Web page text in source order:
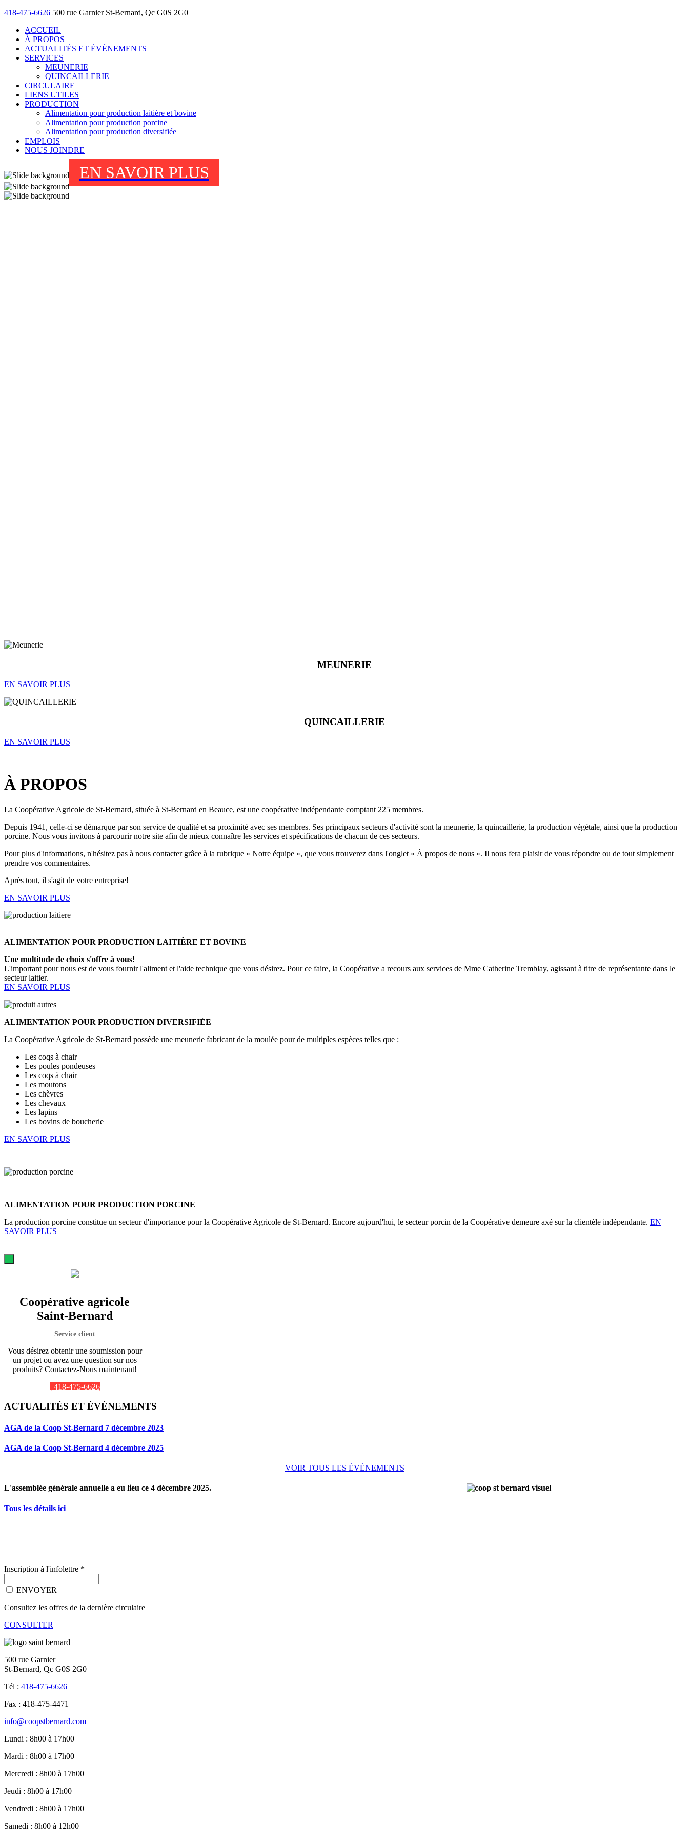
418-475-6626 500 rue Garnier St-Bernard, Qc G0S 2G0
ACCUEIL
À PROPOS
ACTUALITÉS ET ÉVÉNEMENTS
SERVICES
MEUNERIE
QUINCAILLERIE
CIRCULAIRE
LIENS UTILES
PRODUCTION
Alimentation pour production laitière et bovine
Alimentation pour production porcine
Alimentation pour production diversifiée
EMPLOIS
NOUS JOINDRE
EN SAVOIR PLUS
MEUNERIE
EN SAVOIR PLUS
QUINCAILLERIE
EN SAVOIR PLUS
À PROPOS
La Coopérative Agricole de St-Bernard, située à St-Bernard en Beauce, est une coopérative indépendante comptant 225 membres.
Depuis 1941, celle-ci se démarque par son service de qualité et sa proximité avec ses membres. Ses principaux secteurs d'activité sont la meunerie, la quincaillerie, la production végétale, ainsi que la production
porcine. Nous vous invitons à parcourir notre site afin de mieux connaître les services et spécifications de chacun de ces secteurs.
Pour plus d'informations, n'hésitez pas à nous contacter grâce à la rubrique « Notre équipe », que vous trouverez dans l'onglet « À propos de nous ». Il nous fera plaisir de vous répondre ou de tout simplement
prendre vos commentaires.
Après tout, il s'agit de votre entreprise!
EN SAVOIR PLUS
ALIMENTATION POUR PRODUCTION LAITIÈRE ET BOVINE
Une multitude de choix s'offre à vous!
L'important pour nous est de vous fournir l'aliment et l'aide technique que vous désirez. Pour ce faire, la Coopérative a recours aux services de Mme Catherine Tremblay, agissant à titre de représentante dans le
secteur laitier.
EN SAVOIR PLUS
ALIMENTATION POUR PRODUCTION DIVERSIFIÉE
La Coopérative Agricole de St-Bernard possède une meunerie fabricant de la moulée pour de multiples espèces telles que :
Les coqs à chair
Les poules pondeuses
Les coqs à chair
Les moutons
Les chèvres
Les chevaux
Les lapins
Les bovins de boucherie
EN SAVOIR PLUS
ALIMENTATION POUR PRODUCTION PORCINE
La production porcine constitue un secteur d'importance pour la Coopérative Agricole de St-Bernard. Encore aujourd'hui, le secteur porcin de la Coopérative demeure axé sur la clientèle indépendante. EN
SAVOIR PLUS
Coopérative agricole
Saint-Bernard
Service client
Vous désirez obtenir une soumission pour
un projet ou avez une question sur nos
produits? Contactez-Nous maintenant!
418-475-6626
ACTUALITÉS ET ÉVÉNEMENTS
AGA de la Coop St-Bernard 7 décembre 2023
AGA de la Coop St-Bernard 4 décembre 2025
VOIR TOUS LES ÉVÉNEMENTS
L'assemblée générale annuelle a eu lieu ce 4 décembre 2025.
Tous les détails ici
Inscription à l'infolettre *
ENVOYER
Consultez les offres de la dernière circulaire
CONSULTER
500 rue Garnier
St-Bernard, Qc G0S 2G0
Tél : 418-475-6626
Fax : 418-475-4471
info@coopstbernard.com
Lundi : 8h00 à 17h00
Mardi : 8h00 à 17h00
Mercredi : 8h00 à 17h00
Jeudi : 8h00 à 17h00
Vendredi : 8h00 à 17h00
Samedi : 8h00 à 12h00